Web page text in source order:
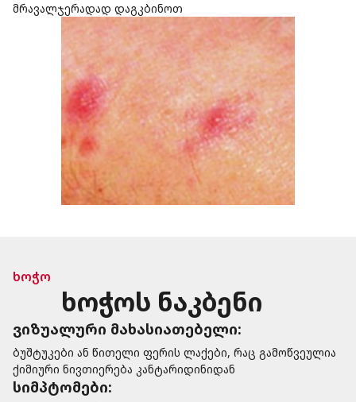
მრავალჯერადად დაგკბინოთ
ხოჭო
ხოჭოს ნაკბენი
ვიზუალური მახასიათებელი:
ბუშტუკები ან წითელი ფერის ლაქები, რაც გამოწვეულია
ქიმიური ნივთიერება კანტარიდინიდან
სიმპტომები: